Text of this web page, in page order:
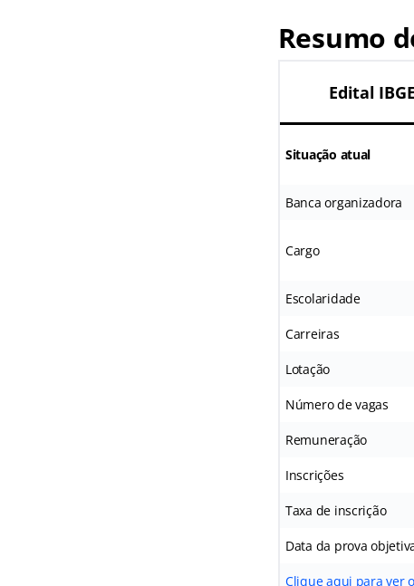
Resumo
Edital
Situação atual
Banca organizadora
Cargo
Escolaridade
Carreiras
Lotação
Número de vagas
Remuneração
Inscrições
Taxa de inscrição
Data da prova
Clique aqui para ver